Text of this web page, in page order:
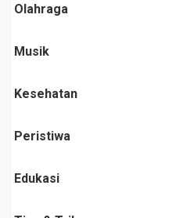
Olahraga
Musik
Kesehatan
Peristiwa
Edukasi